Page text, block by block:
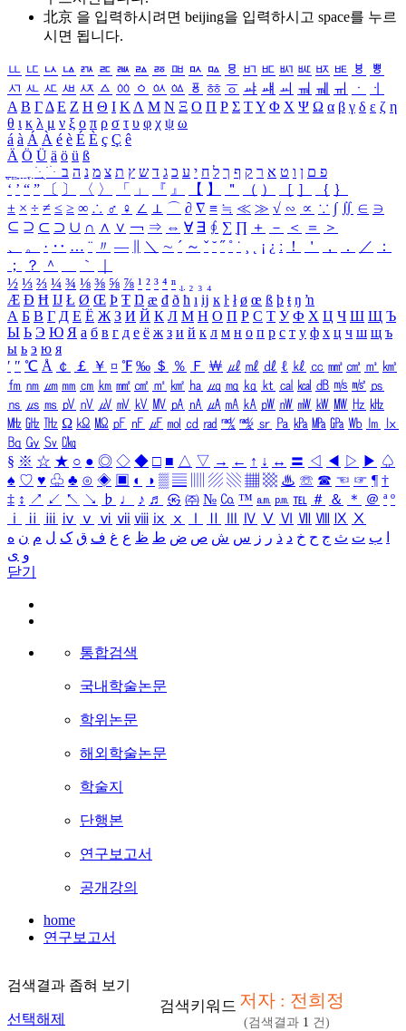
北京 을 입력하시려면 beijing을 입력하시고 space를 누르
시면 됩니다.
ㅥ ㅦ ㅧ ㅨ ㅩ ㅪ ㅫ ㅬ ㅭ ㅮ ㅯ ㅰ ㅱ ㅲ ㅳ ㅴ ㅵ ㅶ ㅷ ㅸ
ㅹ
ㅺ ㅻ ㅼ ㅽ ㅾ ㅿ ㆀ ㆁ ㆂ ㆃ ㆄ ㆅ ㆆ ㆇ ㆈ ㆉ ㆊ ㆋ ㆌ ㆍ
ㆎ
Α Β ΓΔ Ε Ζ Η Θ Ι ΚΛ Μ Ν Ξ Ο Π Ρ Σ ΤΥ Φ Χ Ψ Ω α β γ δ ε ζ η
θ ι κ λ μ ν ξ ο π ρ σ τ υ φ χ ψ ω
á à Á À é è É È ç Ç ê
Ä Ö Ü ä ö ü ß
ִֶֹ ֻּ ׁׂ פ ם ן ו ט א ר ק ף ך ל ח י ע כ ג ד ש ץ ת צ מ נ ה ב
‘ ’ “ ” 〔 〕 〈 〉 「 」 『 』 【 】 ＂ （ ） ［ ］ ｛ ｝
± × ÷ ≠ ≤ ≥ ∞ ∴ ♂ ♀ ∠ ⊥ ⌒ ∂ ∇ ≡ ≒ ≪ ≫ √ ∽ ∝ ∵ ∫ ∬ ∈ ∋
⊆ ⊇ ⊂ ⊃ ∪ ∩ ∧ ∨ ￢ ⇒ ⇔ ∀ ∃ ∮ ∑ ∏ ＋ － ＜ ＝
＞
、
。 · ‥ … ¨ 〃 ― ＼ ∼ ´ ～ ˇ ˘ ˝ ˚ ˙ ¸ ¡ ¿ ː ！ ＇ ， ． ／
：
；
？ ＾ ｀
½ ⅓ ⅔ ¼ ¾ ⅛ ⅜ ⅝ ⅞ ¹ ² ³ ⁴ ⁿ ₁ ₂ ₃ ₄
Æ Ð Ħ Ĳ Ł Ø Œ Þ Ŧ Ŋ æ đ ð ħ ı ĳ ĸ ŀ ł ø œ ß þ ŧ ŋ ŉ
А Б В Г Д Е Ё Ж З И Й К Л М Н О П Р С Т У Ф Х Ц Ч Ш Щ Ъ
Ы Ь Э Ю Я а б в г д е ё ж з и й к л м н о п р с т у ф х ц ч ш щ ъ
ы ь э ю я
′ ″ ℃ Å ￠ ￡ ￥ ¤ ℉ ‰ ＄ ％ Ｆ ￦ ㎕ ㎖ ㎗ ℓ ㎘ ㏄ ㎣ ㎤ ㎥ ㎦
㎙ ㎚ ㎛ ㎜ ㎝ ㎞ ㎟ ㎠ ㎡ ㎢ ㏊ ㎍ ㎎ ㎏ ㏏ ㎈ ㎉ ㏈ ㎧ ㎨ ㎰
㎱ ㎲ ㎳ ㎴ ㎵ ㎶ ㎷ ㎸ ㎹ ㎀ ㎁ ㎂ ㎃ ㎄ ㎺ ㎻ ㎽ ㎾ ㎿ ㎐ ㎑
㎒ ㎓ ㎔ Ω ㏀ ㏁ ㎊ ㎋ ㎌ ㏖ ㏅ ㎭ ㎮ ㎯ ㏛ ㎩ ㎪ ㎫ ㎬ ㏝ ㏐
㏓
㏃ ㏉ ㏜ ㏆
§ ※ ☆ ★ ○ ● ◎ ◇ ◆ □ ■ △ ▽ → ← ↑ ↓ ↔ 〓 ◁ ◀ ▷ ▶ ♤
♠ ♡ ♥ ♧ ♣ ⊙ ◈ ▣ ◐ ◑ ▒ ▤ ▨ ▧ ▦ ▩ ♨ ☏ ☎ ☜ ☞ ¶ †
‡ ↕ ↗ ↙ ↖ ↘ ♭ ♩ ♪ ♬ ㉿ ㈜ № ㏇ ™ ㏂ ㏘ ℡ ＃ ＆ ＊ ＠ ª º
ⅰ
ⅱ ⅲ ⅳ ⅴ ⅵ ⅶ ⅷ ⅸ ⅹ Ⅳ Ⅴ Ⅵ Ⅶ Ⅷ Ⅸ Ⅹ
ب ت ث ج ح خ د ذ ر ز س ش ص ض ط ظ ع غ ف ق ک ل م ن ه
و ی
닫기
통합검색
국내학술논문
학위논문
해외학술논문
학술지
단행본
연구보고서
공개강의
home
연구보고서
검색결과 좁혀 보기
선택해제
검색키워드 저자 : 전희정
(검색결과 1 건)